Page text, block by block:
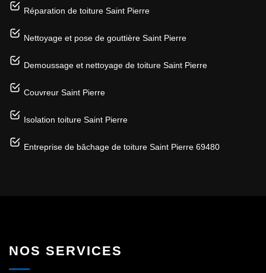
Réparation de toiture Saint Pierre
Nettoyage et pose de gouttière Saint Pierre
Demoussage et nettoyage de toiture Saint Pierre
Couvreur Saint Pierre
Isolation toiture Saint Pierre
Entreprise de bâchage de toiture Saint Pierre 69480
NOS SERVICES